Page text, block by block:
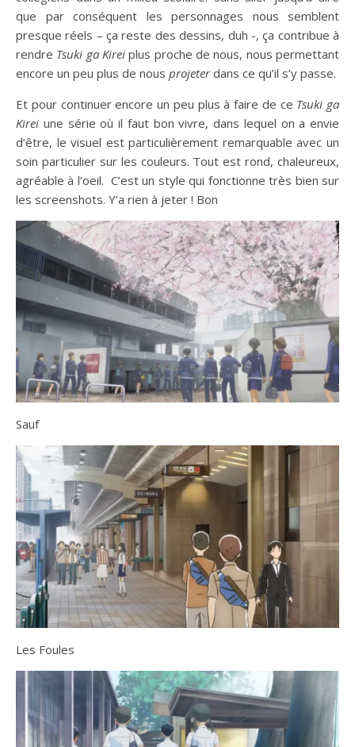
que par conséquent les personnages nous semblent
presque réels – ça reste des dessins, duh -, ça contribue à
rendre Tsuki ga Kireiplus proche de nous, nous permettant
encore un peu plus de nous projeterdans ce qu’il s’y passe.
Et pour continuer encore un peu plus à faire de ce Tsuki ga
Kirei une série où il faut bon vivre, dans lequel on a envie
d’être, le visuel est particulièrement remarquable avec un
soin particulier sur les couleurs. Tout est rond, chaleureux,
agréable à l’oeil. C’est un style qui fonctionne très bien sur
les screenshots. Y’a rien à jeter ! Bon
Sauf
Les Foules